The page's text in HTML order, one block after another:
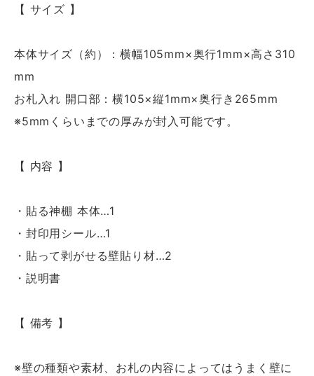
【 サイズ 】
本体サイズ（約）：横幅105mm×奥行1mm×高さ310
mm
お札入れ 開口部：横105×縦1mm×奥行き265mm
※5mmくらいまでの厚みが封入可能です。
【 内容 】
・貼る神棚 本体…1
・封印用シール…1
・貼って剥がせる壁貼り材…2
・説明書
【 備考 】
※壁の種類や素材、お札の内容によってはうまく壁に